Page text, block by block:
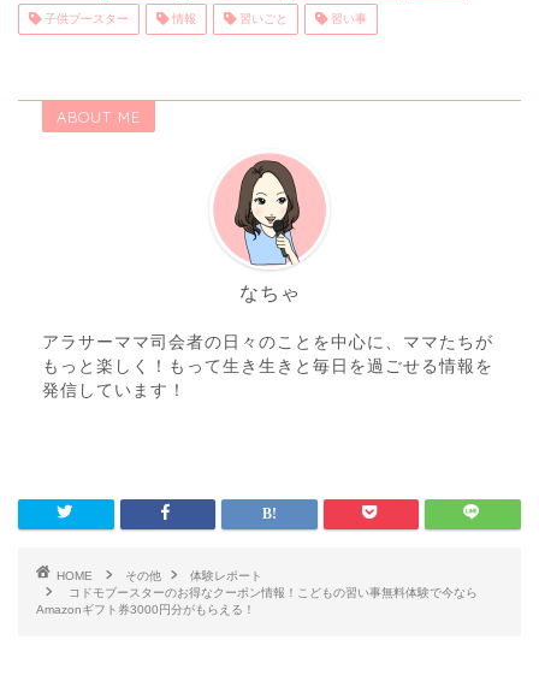
子供ブースター 情報 習いごと 習い事
ABOUT ME
なちゃ
アラサーママ司会者の日々のことを中心に、ママたちが
もっと楽しく！もって生き生きと毎日を過ごせる情報を
発信しています！
HOME その他
体験レポート
コドモブースターのお得なクーポン情報！こどもの習い事無料体験で今なら
Amazonギフト券3000円分がもらえる！